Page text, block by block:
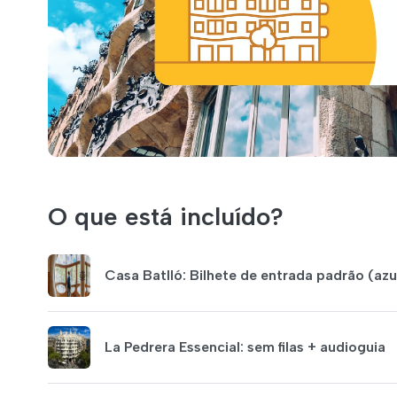
O que está incluído?
Casa Batlló: Bilhete de entrada padrão
La Pedrera Essencial: sem filas + audioguia